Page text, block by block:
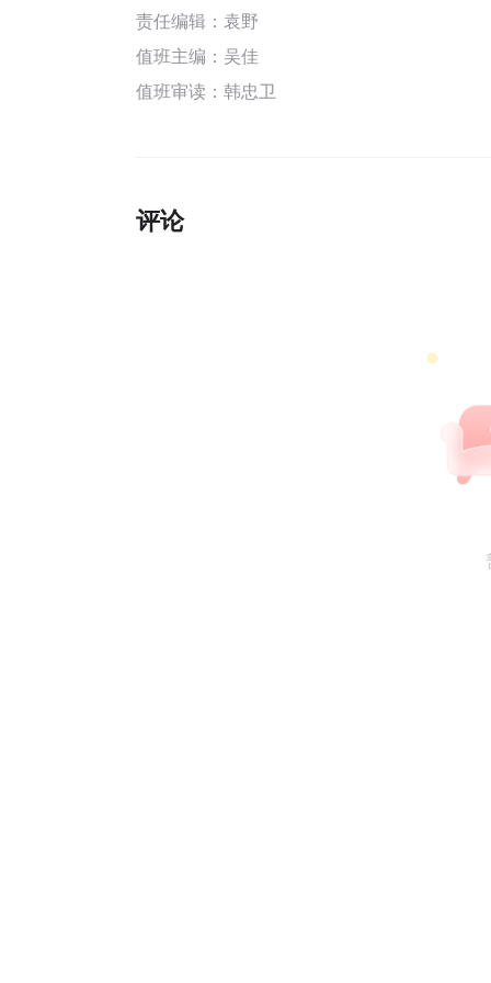
责任编辑：袁野
值班主编： 吴佳
值班审读：韩忠卫
评论